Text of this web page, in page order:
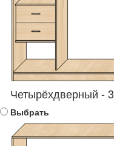
Четырёхдверный - 3
Выбрать